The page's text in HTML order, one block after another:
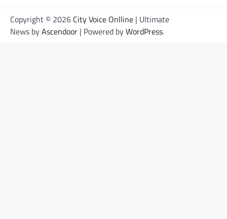
Copyright © 2026 City Voice Onlline | Ultimate
News byAscendoor | Powered byWordPress.